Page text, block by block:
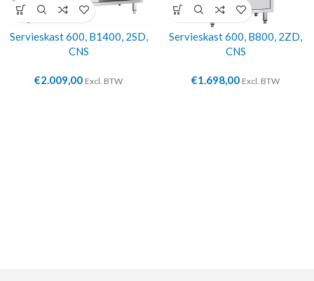
Servieskast 600, B1400, 2SD,
CNS
€2.009,00 Excl. BTW
Servieskast 600, B800, 2ZD,
CNS
€1.698,00 Excl. BTW